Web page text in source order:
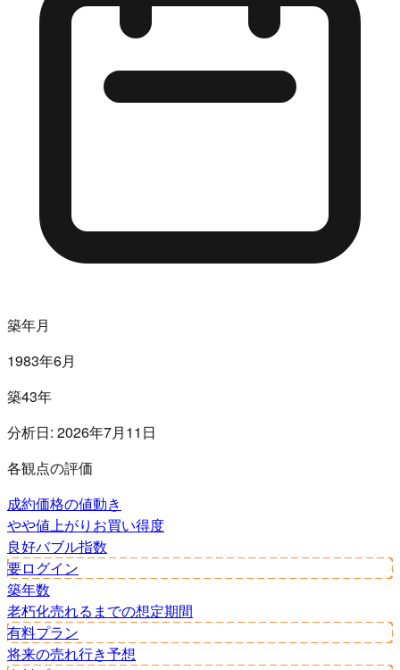
築年月
1983年6月
築43年
分析日: 2026年7月11日
各観点の評価
成約価格の値動き
やや値上がり お買い得度
良好バブル指数
要ログイン
築年数
老朽化売れるまでの想定期間
有料プラン
将来の売れ行き予想